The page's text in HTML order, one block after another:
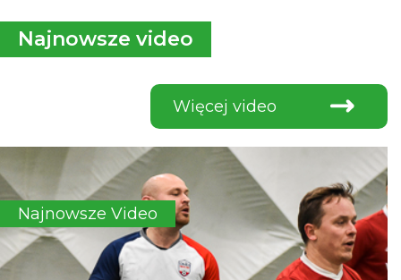
Najnowsze video
Więcej video
Najnowsze Video